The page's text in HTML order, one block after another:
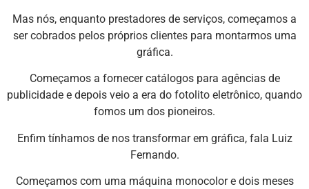
Mas nós, enquanto prestadores de serviços, começamos a
ser cobrados pelos próprios clientes para montarmos uma
gráfica.
Começamos a fornecer catálogos para agências de
publicidade e depois veio a era do fotolito eletrônico, quando
fomos um dos pioneiros.
Enfim tínhamos de nos transformar em gráfica, fala Luiz
Fernando.
Começamos com uma máquina monocolor e dois meses